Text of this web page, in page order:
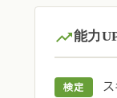
能力
検定